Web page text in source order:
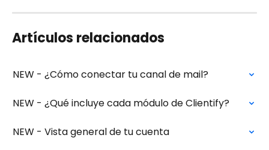
Artículos relacionados
NEW - ¿Cómo conectar tu canal de mail?
NEW - ¿Qué incluye cada módulo de Clientify?
NEW - Vista general de tu cuenta